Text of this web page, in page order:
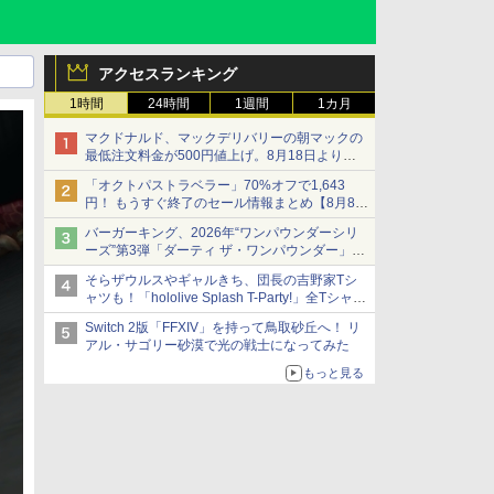
アクセスランキング
1時間 24時間 1週間 1カ月
マクドナルド、マックデリバリーの朝マックの
最低注文料金が500円値上げ。8月18日より
1,500円から受付
「オクトパストラベラー」70%オフで1,643
円！ もうすぐ終了のセール情報まとめ【8月8日
更新】
ニンテンドーeショップでは「大神 絶景版」が
67%オフで990円
バーガーキング、2026年“ワンパウンダーシリ
ーズ”第3弾「ダーティ ザ・ワンパウンダー」を
8月7日発売
「特製ガーリックマヨソース」を使用した超大
型チーズバーガー
そらザウルスやギャルきち、団長の吉野家Tシ
ャツも！「hololive Splash T-Party!」全Tシャツ
ラインナップ公開＆オンライン販売開始
Switch 2版「FFXIV」を持って鳥取砂丘へ！ リ
アル・サゴリー砂漠で光の戦士になってみた
もっと見る